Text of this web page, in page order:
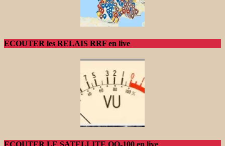
ECOUTER les RELAIS RRF en live
ECOUTER LE SATELLITE QO-100 en live